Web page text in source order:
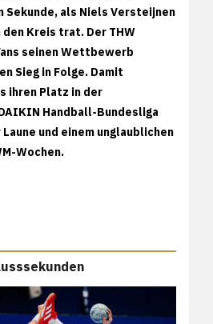
als Niels Versteijnen
Kreis trat. Der THW
seinen Wettbewerb
Sieg in Folge. Damit
ihren Platz in der
Handball-Bundesliga
und einem unglaublichen
Wochen.